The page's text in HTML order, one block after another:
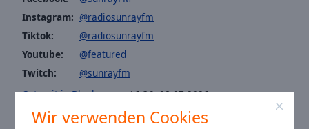
Wir verwenden Cookies
Area
Background
Color
Opacity
Instagram: @radiosunrayfm
Tiktok:
@radiosunrayfm
Youtube:
@featured
Twitch:
@sunrayfm
Ortszeit in Blaubeuren:16:36,08.07.2026